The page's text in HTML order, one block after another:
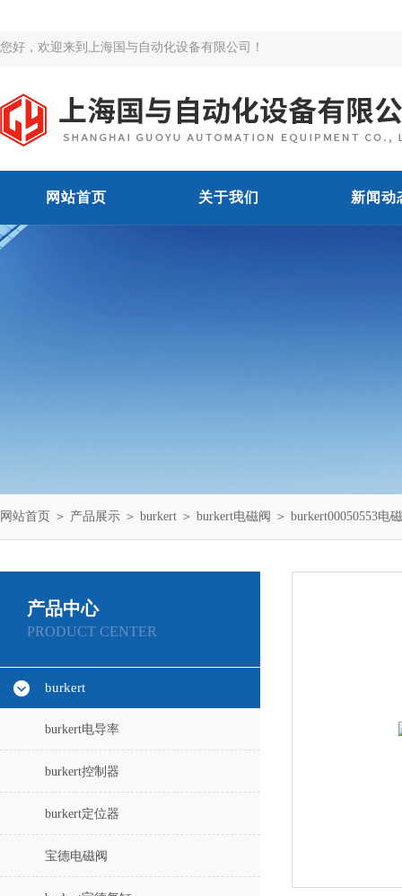
您好，欢迎来到上海国与自动化设备有限公司！
网站首页 关于我们 新闻动
网站首页 ＞ 产品展示 ＞ burkert ＞ burkert电磁阀 ＞ burkert00050553电
产品中心
PRODUCT CENTER
burkert
burkert电导率
burkert控制器
burkert定位器
宝德电磁阀